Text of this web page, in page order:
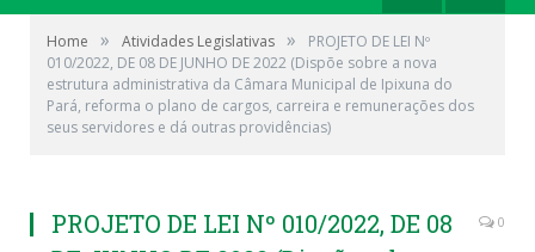
Home » Atividades Legislativas »
PROJETO DE LEI Nº
010/2022, DE 08 DE JUNHO DE 2022 (Dispõe sobre a nova
estrutura administrativa da Câmara Municipal de Ipixuna do
Pará, reforma o plano de cargos, carreira e remunerações dos
seus servidores e dá outras providências)
PROJETO DE LEI Nº 010/2022, DE 08
0